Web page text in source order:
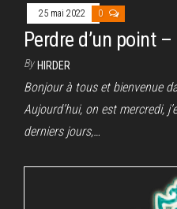
25 mai 2022 0
Perdre d’un point
By HIRDER
Bonjour à tous et bienvenue
Aujourd’hui, on est mercredi,
derniers jours,…